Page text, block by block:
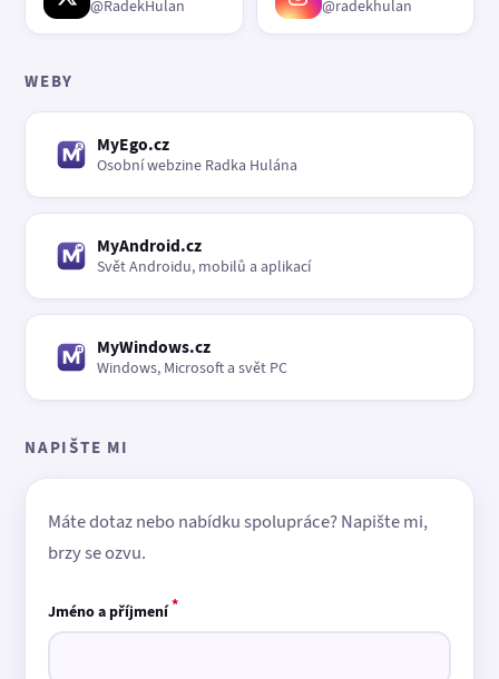
@RadekHulan @radekhulan
WEBY
MyEgo.cz
Osobní webzine Radka Hulána
MyAndroid.cz
Svět Androidu, mobilů a aplikací
MyWindows.cz
Windows, Microsoft a svět PC
NAPIŠTE MI
Máte dotaz nebo nabídku spolupráce? Napište mi,
brzy se ozvu.
Jméno a příjmení*